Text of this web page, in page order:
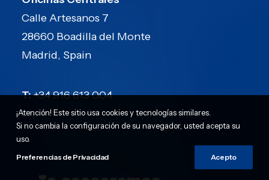
Calle Artesanos 7
28660 Boadilla del Monte
Madrid, Spain
T:+34 916 613 004
¡Atención! Este sitio usa cookies y tecnologías similares.
Si no cambia la configuración de su navegador, usted acepta su
uso.
Preferencias de Privacidad Acepto